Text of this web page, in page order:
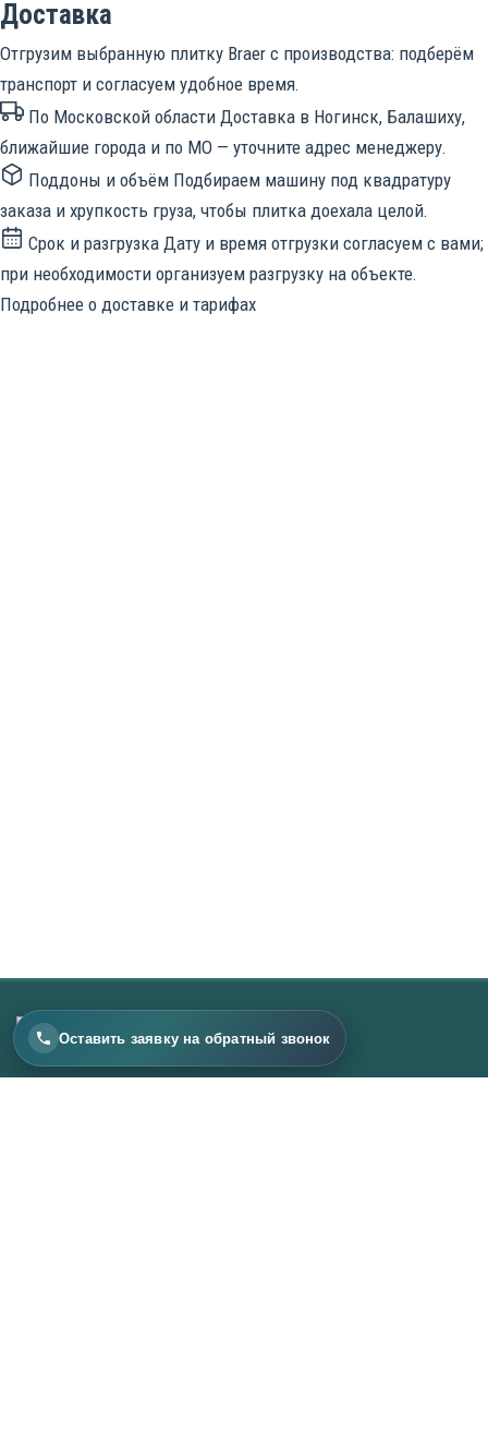
Доставка
Отгрузим выбранную плитку Braer с производства: подберём
транспорт и согласуем удобное время.
По Московской области Доставка в Ногинск, Балашиху,
ближайшие города и по МО — уточните адрес менеджеру.
Поддоны и объём Подбираем машину под квадратуру
заказа и хрупкость груза, чтобы плитка доехала целой.
Срок и разгрузка Дату и время отгрузки согласуем с вами;
при необходимости организуем разгрузку на объекте.
Подробнее о доставке и тарифах
Оставить заявку на обратный звонок